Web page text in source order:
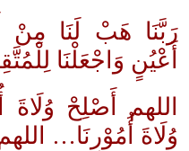
رَبَّنَا هَبْ لَنَا مِنْ
أَعْيُنٍ وَاجْعَلْنَا
اللهم أَصْلِحْ
وُلَاةَ أُمُوْرِنَا…